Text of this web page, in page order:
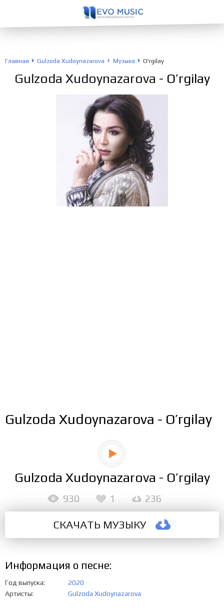
Главная Gulzoda Xudoynazarova Музыка O'rgilay
Gulzoda Xudoynazarova - O’rgilay
Gulzoda Xudoynazarova - O’rgilay
Gulzoda Xudoynazarova - O’rgilay
СКАЧАТЬ МУЗЫКУ
930 1 236
Информация о песне:
Год выпуска
2020
Артисты
Gulzoda Xudoynazarova